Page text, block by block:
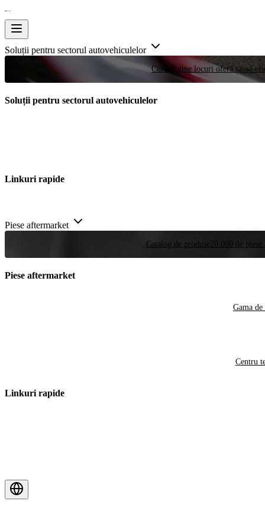
Soluții pentru sectorul autovehiculelor
Curse Puține locuri oferă șansa
Soluții pentru sectorul autovehiculelor
Linkuri rapide
Piese aftermarket
Catalog de produse 20.000 de
Piese aftermarket
Gama de
Centru
Linkuri rapide